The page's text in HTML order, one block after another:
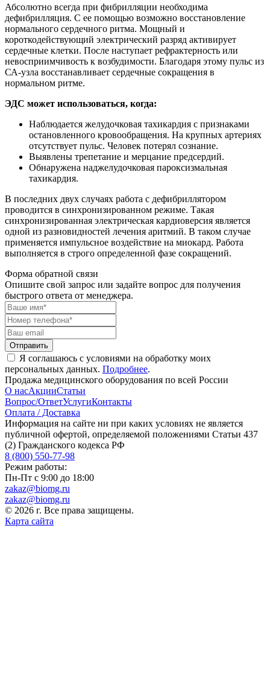
Абсолютно всегда при фибрилляции необходима
дефибрилляция. С ее помощью возможно восстановление
нормального сердечного ритма. Мощный и
короткодействующий электрический разряд активирует
сердечные клетки. После наступает рефрактерность или
невосприимчивость к возбудимости. Благодаря этому пульс из
СА-узла восстанавливает сердечные сокращения в
нормальном ритме.
ЭДС может использоваться, когда:
Наблюдается желудочковая тахикардия с признаками
остановленного кровообращения. На крупных артериях
отсутствует пульс. Человек потерял сознание.
Выявлены трепетание и мерцание предсердий.
Обнаружена наджелудочковая пароксизмальная
тахикардия.
В последних двух случаях работа с дефибриллятором
проводится в синхронизированном режиме. Такая
синхронизированная электрическая кардиоверсия является
одной из разновидностей лечения аритмий. В таком случае
применяется импульсное воздействие на миокард. Работа
выполняется в строго определенной фазе сокращений.
Форма обратной связи
Опишите свой запрос или задайте вопрос для получения
быстрого ответа от менеджера.
Отправить
Я соглашаюсь с условиями на обработку моих
персональных данных. Подробнее.
Продажа медицинского оборудования по всей России
О насАкцииСтатьи
Вопрос/ОтветУслугиКонтакты
Оплата / Доставка
Информация на сайте ни при каких условиях не является
публичной офертой, определяемой положениями Статьи 437
(2) Гражданского кодекса РФ
8 (800) 550-77-98
Режим работы:
Пн-Пт с 9:00 до 18:00
zakaz@biomg.ru
zakaz@biomg.ru
© 2026 г. Все права защищены.
Карта сайта